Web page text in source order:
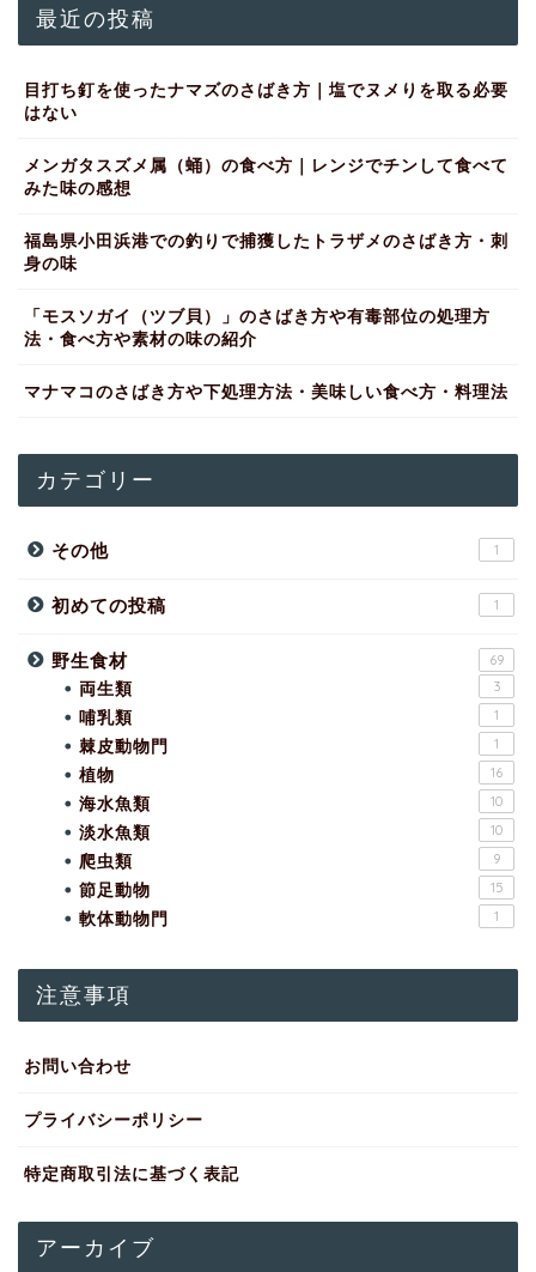
最近の投稿
目打ち釘を使ったナマズのさばき方｜塩でヌメりを取る必要
はない
メンガタスズメ属（蛹）の食べ方｜レンジでチンして食べて
みた味の感想
福島県小田浜港での釣りで捕獲したトラザメのさばき方・刺
身の味
「モスソガイ（ツブ貝）」のさばき方や有毒部位の処理方
法・食べ方や素材の味の紹介
マナマコのさばき方や下処理方法・美味しい食べ方・料理法
カテゴリー
その他 1
初めての投稿 1
野生食材 69
両生類 3
哺乳類 1
棘皮動物門 1
植物 16
海水魚類 10
淡水魚類 10
爬虫類 9
節足動物 15
軟体動物門 1
注意事項
お問い合わせ
プライバシーポリシー
特定商取引法に基づく表記
アーカイブ